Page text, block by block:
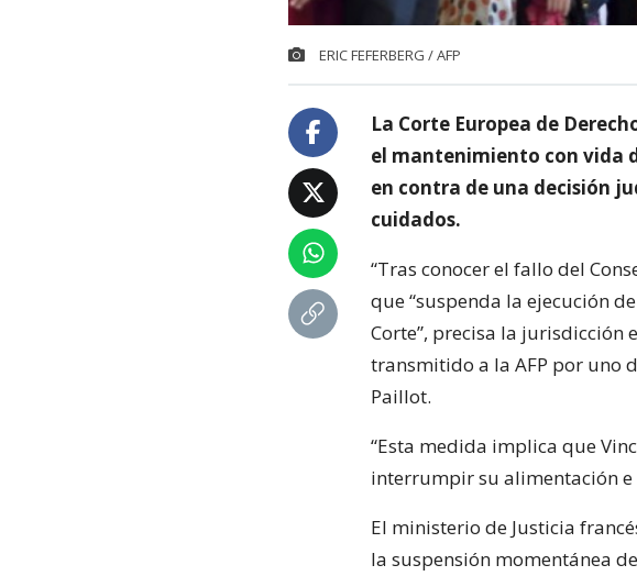
ERIC FEFERBERG / AFP
La Corte Europea de
el mantenimiento con vida
en contra de una decisión
cuidados.
“Tras conocer el fallo del
que “suspenda la ejecución
Corte”, precisa la
transmitido a la AFP por uno
Paillot.
“Esta medida implica que
interrumpir su alimentación e
El ministerio de Justicia
la suspensión momentánea